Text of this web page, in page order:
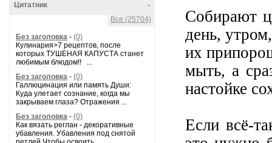
-
Цитатник
Все (25704)
Без заголовка - (0)
Кулинария>7 рецептов, после
которых ТУШЕНАЯ КАПУСТА станет
любимым блюдом!! ...
Без заголовка - (0)
Галлюцинация или память Души:
Куда улетает сознание, когда мы
закрываем глаза? Отражения ...
Без заголовка - (0)
Как вязать реглан - декоративные
убавления. Убавления под снятой
Собирают
день,
их
мыть, а
настойке
Если всё-